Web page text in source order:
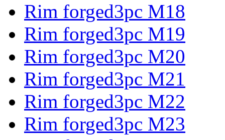
Rim forged3pc M18
Rim forged3pc M19
Rim forged3pc M20
Rim forged3pc M21
Rim forged3pc M22
Rim forged3pc M23